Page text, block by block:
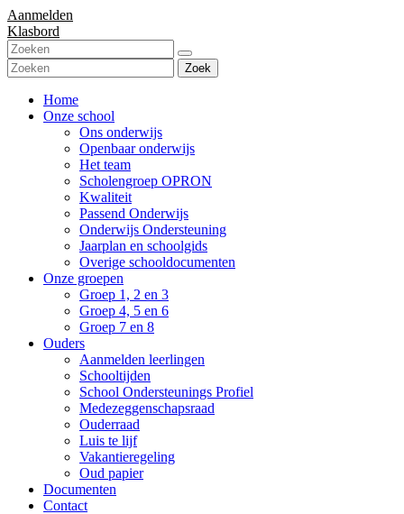
Aanmelden
Klasbord
Zoek
Home
Onze school
Ons onderwijs
Openbaar onderwijs
Het team
Scholengroep OPRON
Kwaliteit
Passend Onderwijs
Onderwijs Ondersteuning
Jaarplan en schoolgids
Overige schooldocumenten
Onze groepen
Groep 1, 2 en 3
Groep 4, 5 en 6
Groep 7 en 8
Ouders
Aanmelden leerlingen
Schooltijden
School Ondersteunings Profiel
Medezeggenschapsraad
Ouderraad
Luis te lijf
Vakantieregeling
Oud papier
Documenten
Contact